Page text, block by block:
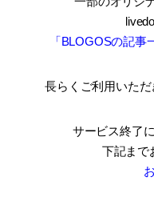
「BLOGOSの記事
長らくご利用いただ
サービス終了
下記まで